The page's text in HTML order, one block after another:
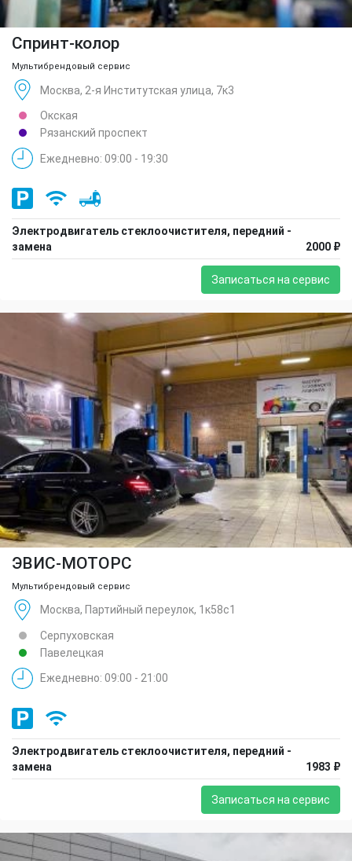
Спринт-колор
Мультибрендовый сервис
Москва, 2-я Институтская улица, 7к3
Окская
Рязанский проспект
Ежедневно: 09:00 - 19:30
Электродвигатель стеклоочистителя, передний -
замена
2000 ₽
Записаться на сервис
ЭВИС-МОТОРС
Мультибрендовый сервис
Москва, Партийный переулок, 1к58с1
Серпуховская
Павелецкая
Ежедневно: 09:00 - 21:00
Электродвигатель стеклоочистителя, передний -
замена
1983 ₽
Записаться на сервис